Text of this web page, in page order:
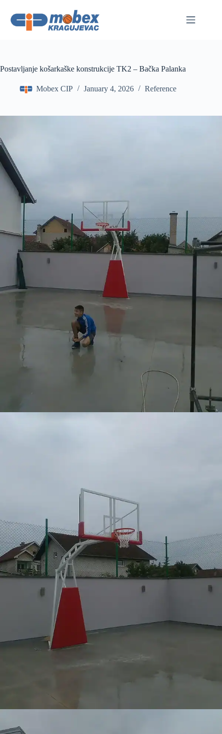
content
Postavljanje košarkaške konstrukcije TK2 – Bačka Palanka
Mobex CIP January 4, 2026 Reference